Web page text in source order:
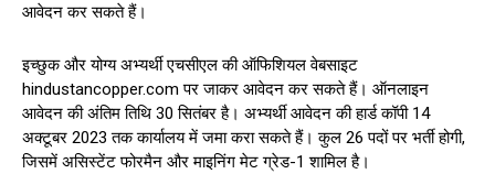
आवेदन कर सकते हैं।
इच्छुक और योग्य अभ्यर्थी एचसीएल की ऑफिशियल वेबसाइट
hindustancopper.com पर जाकर आवेदन कर सकते हैं। ऑनलाइन
आवेदन की अंतिम तिथि 30 सितंबर है। अभ्यर्थी आवेदन की हार्ड कॉपी 14
अक्टूबर 2023 तक कार्यालय में जमा करा सकते हैं। कुल 26 पदों पर भर्ती होगी,
जिसमें असिस्टेंट फोरमैन और माइनिंग मेट ग्रेड-1 शामिल है।